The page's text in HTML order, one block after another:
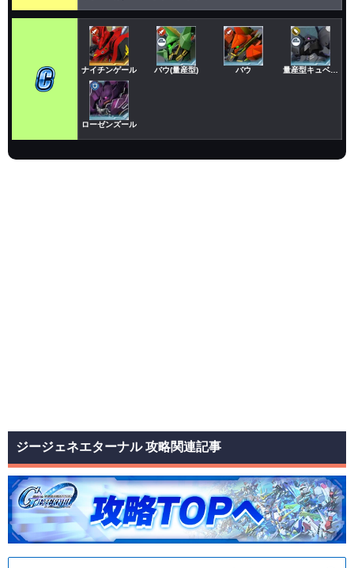
ナイチンゲール バウ(量産型) バウ 量産型キュベレイ(グレミー)
ローゼンズール
ジージェネエターナル 攻略関連記事